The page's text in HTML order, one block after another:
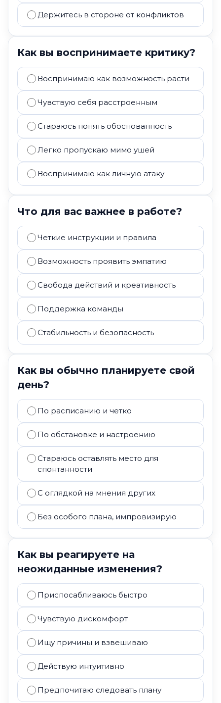
Держитесь в стороне от конфликтов
Как вы воспринимаете критику?
Воспринимаю как возможность расти
Чувствую себя расстроенным
Стараюсь понять обоснованность
Легко пропускаю мимо ушей
Воспринимаю как личную атаку
Что для вас важнее в работе?
Четкие инструкции и правила
Возможность проявить эмпатию
Свобода действий и креативность
Поддержка команды
Стабильность и безопасность
Как вы обычно планируете свой
день?
По расписанию и четко
По обстановке и настроению
Стараюсь оставлять место для
спонтанности
С оглядкой на мнения других
Без особого плана, импровизирую
Как вы реагируете на
неожиданные изменения?
Приспосабливаюсь быстро
Чувствую дискомфорт
Ищу причины и взвешиваю
Действую интуитивно
Предпочитаю следовать плану